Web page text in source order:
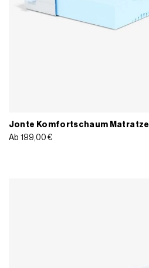
Jonte Komfortschaum Matratze
Ab 199,00 €